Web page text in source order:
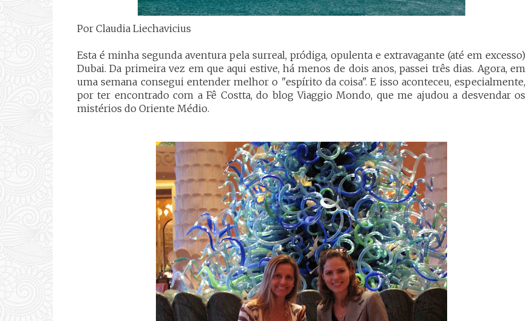
Por Claudia Liechavicius
Esta é minha segunda aventura pela surreal, pródiga, opulenta e extravagante (até em excesso)
Dubai. Da primeira vez em que aqui estive, há menos de dois anos, passei três dias. Agora, em
uma semana consegui entender melhor o "espírito da coisa". E isso aconteceu, especialmente,
por ter encontrado com a Fê Costta, do blog Viaggio Mondo, que me ajudou a desvendar os
mistérios do Oriente Médio.